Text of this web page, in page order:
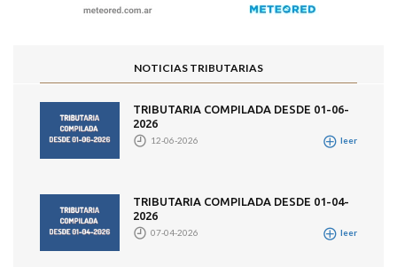
NOTICIAS TRIBUTARIAS
TRIBUTARIA COMPILADA DESDE 01-06-
2026
12-06-2026 leer
TRIBUTARIA COMPILADA DESDE 01-04-
2026
07-04-2026 leer